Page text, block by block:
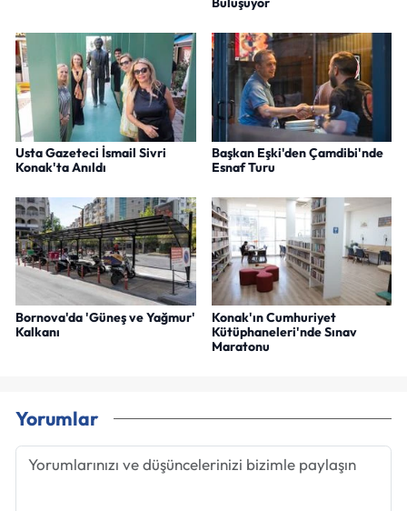
Usta Gazeteci İsmail Sivri
Konak'ta Anıldı
Başkan Eşki'den Çamdibi'nde
Esnaf Turu
Bornova'da 'Güneş ve Yağmur'
Kalkanı
Konak'ın Cumhuriyet
Kütüphaneleri'nde Sınav
Maratonu
Yorumlar